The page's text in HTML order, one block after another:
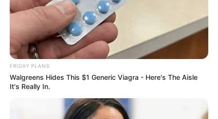
FRIDAY PLANS
Walgreens Hides This $1 Generic Viagra - Here's The Aisle
It's Really In.